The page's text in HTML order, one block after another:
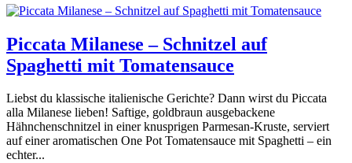
Piccata Milanese – Schnitzel auf
Spaghetti mit Tomatensauce
Liebst du klassische italienische Gerichte? Dann wirst du Piccata
alla Milanese lieben! Saftige, goldbraun ausgebackene
Hähnchenschnitzel in einer knusprigen Parmesan-Kruste, serviert
auf einer aromatischen One Pot Tomatensauce mit Spaghetti – ein
echter...